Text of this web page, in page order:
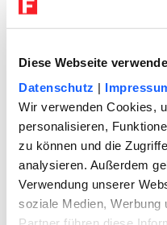
Diese Webseite
Datenschutz |
Wir verwenden Cookies,
personalisieren,
zu können und die
analysieren. Außerdem
Verwendung unserer
soziale Medien, Werbung